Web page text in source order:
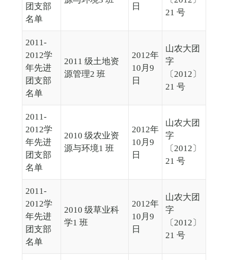
团支部
名单
日
21 号
2011-
2012学
年先进
团支部
名单
2011 级土地资
源管理2 班
2012年
10月9
日
山农大团
字
〔2012〕
21 号
2011-
2012学
年先进
团支部
名单
2010 级农业资
源与环境1 班
2012年
10月9
日
山农大团
字
〔2012〕
21 号
2011-
2012学
年先进
团支部
名单
2010 级草业科
学1 班
2012年
10月9
日
山农大团
字
〔2012〕
21 号